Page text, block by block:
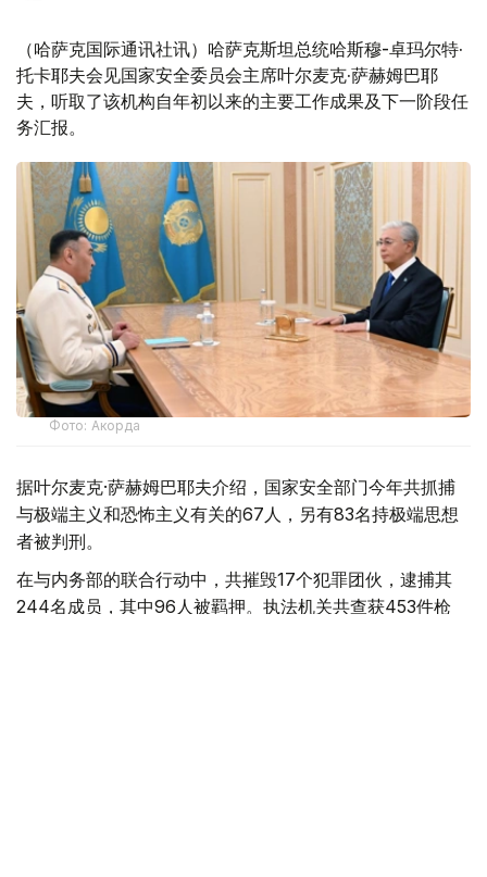
（哈萨克国际通讯社讯）哈萨克斯坦总统哈斯穆-卓玛尔特·
托卡耶夫会见国家安全委员会主席叶尔麦克·萨赫姆巴耶
夫，听取了该机构自年初以来的主要工作成果及下一阶段任
务汇报。
Фото: Акорда
据叶尔麦克·萨赫姆巴耶夫介绍，国家安全部门今年共抓捕
与极端主义和恐怖主义有关的67人，另有83名持极端思想
者被判刑。
在与内务部的联合行动中，共摧毁17个犯罪团伙，逮捕其
244名成员，其中96人被羁押。执法机关共查获453件枪